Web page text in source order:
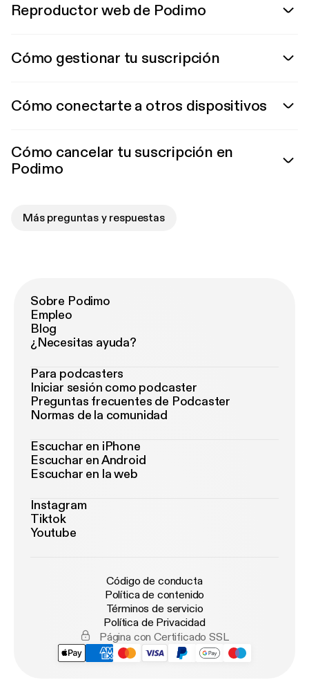
Reproductor web de Podimo
Cómo gestionar tu suscripción
Cómo conectarte a otros dispositivos
Cómo cancelar tu suscripción en
Podimo
Más preguntas y respuestas
Sobre Podimo
Empleo
Blog
¿Necesitas ayuda?
Para podcasters
Iniciar sesión como podcaster
Preguntas frecuentes de Podcaster
Normas de la comunidad
Escuchar en iPhone
Escuchar en Android
Escuchar en la web
Instagram
Tiktok
Youtube
Código de conducta
Política de contenido
Términos de servicio
Política de Privacidad
Página con Certificado SSL